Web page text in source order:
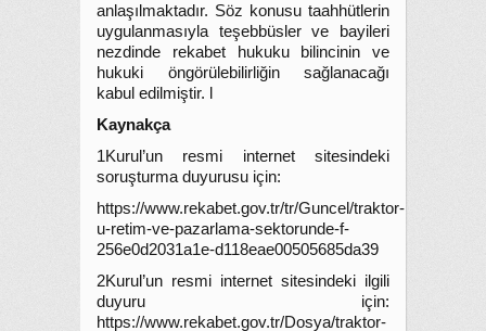
anlaşılmaktadır. Söz konusu taahhütlerin
uygulanmasıyla teşebbüsler ve bayileri
nezdinde rekabet hukuku bilincinin ve
hukuki öngörülebilirliğin sağlanacağı
kabul edilmiştir. l
Kaynakça
1Kurul’un resmi internet sitesindeki
soruşturma duyurusu için:
https://www.rekabet.gov.tr/tr/Guncel/traktor-
u-retim-ve-pazarlama-sektorunde-f-
256e0d2031a1e-d118eae00505685da39
2Kurul’un resmi internet sitesindeki ilgili
duyuru için:
https://www.rekabet.gov.tr/Dosya/traktor-